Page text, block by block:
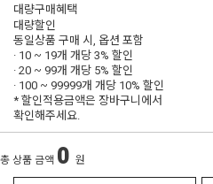
대량구매혜택
대량할인
동일상품 구매 시, 옵션 포함
· 10 ~ 19개 개당3% 할인
· 20 ~ 99개 개당 5% 할인
· 100 ~ 99999개 개당 10% 할인
* 할인적용금액은 장바구니에서
확인해주세요.
총 상품 금액 0 원